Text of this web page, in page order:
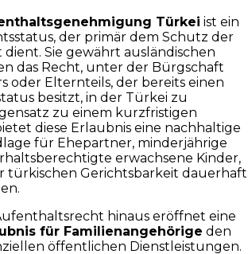
Türkei ist ein
der primär dem Schutz der
dient. Sie gewährt ausländischen
das Recht, unter der Bürgschaft
oder Elternteils, der bereits einen
besitzt, in der Türkei zu
zu einem kurzfristigen
diese Erlaubnis eine nachhaltige
für Ehepartner, minderjährige
erwachsene Kinder,
türkischen Gerichtsbarkeit dauerhaft
hinaus eröffnet eine
für Familienangehörige den
öffentlichen Dienstleistungen.